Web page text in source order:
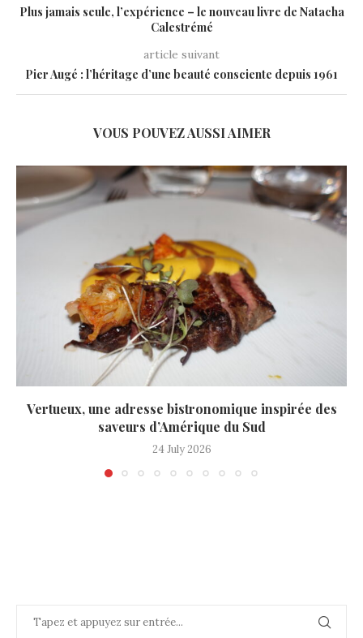
Plus jamais seule, l’expérience – le nouveau livre de Natacha
Calestrémé
article suivant
Pier Augé : l’héritage d’une beauté consciente depuis 1961
VOUS POUVEZ AUSSI AIMER
Vertueux, une adresse bistronomique inspirée des
saveurs d’Amérique du Sud
24 July 2026